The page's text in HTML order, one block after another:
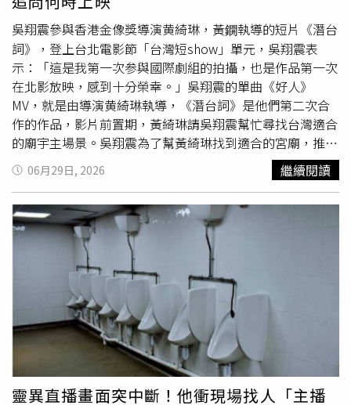
的精品，因此假貨成為最符合經濟能力的選擇。她認為，精
品消費者與仿冒品消費者本就是截然不同的族群，即使市場
沒有假貨，低收入族群也不會轉而購買正品，因此國際精品
品牌實際流失的營收其實有限。她也指出，市場需求始終是
仿冒產業難以消失的根本原因。近年不少業者已開始透過修
改品牌名稱、調整Logo或重新設計外觀等方式規避法律風
險，例如將Nike改為「Mike」，在避開侵權認定的同時，
仍保留足以吸引消費者的品牌聯想。她認為，即使政府持續
加強執法，仿冒市場仍可能透過新的經營模式存續下去，
「只要需求存在，就一定會有供給」，這也正是越南打擊假
貨數十年來始終難以徹底解決的根本原因。越南長年被視為
全球仿冒精品集散地，從名牌包、服飾到球鞋均可見大量仿
製商品，政府近期全面加強取締。（圖／翻攝自X，
@BBCNews）
界，但對身處其中的角色而言，他們所面對的一切都無比真
實。」值得一提的是，這個看似荒誕的故事，其實部分靈感
源自編劇尚克萊門茲（Sean Clements）的親身經歷。他曾
因傷勢復健而開始參加匹克球公開交流活動，並與一群退休
人士建立意想不到的友誼，這段難忘的經驗也成為《輕拍先
生》的創作靈感。《輕拍先生》這個看似荒誕的故事，其實
部分靈感源自編劇尚克萊門茲的親身經歷。（圖／Apple TV
提供）《輕拍先生》（The Dink）是一部令人捧腹大笑的小
人物逆襲故事，卡司陣容還包含《半熟男女》派頓歐斯華
（Patton Oswalt）、《週六夜現場》克蘿伊費曼（Chloe
Fineman）、《週六夜現場》克里斯帕奈爾（Chris
Parnell），以及網球傳奇巨星安迪羅迪克（Andy
Roddick）本色演出。由《鐵男躲避球》班史提勒攜手《人
生切割術》約翰萊舍（John Lesher）、《冤家偷很大》羅
伯帕里斯（Rob Paris）與《捍衛任務》麥克威瑟里爾
（Mike Witherill）擔任製片，主演傑克強森同時身兼製片。
《輕拍先生》（The Dink）將於 7 月 24 日在Apple TV全球
上線。《輕拍先生》（The Dink）將於7月24日在Apple TV
全球上線。（圖／Apple TV提供）
吳翔震參與香港金像獎導演黄綺琳，黃鐦執導的短片《潛台
詞》，登上台北電影節「台灣短show」單元，吳翔震表
示：「這是我第一次参與國際劇組的拍攝，也是作品第一次
在北影放映，感到十分榮幸。」吳翔震的單曲《好人》
MV，就是由導演黄綺琳執導，《潛台詞》是他們第二次合
作的作品，影片前置期，黃綺琳請吳翔震幫忙尋找台灣適合
的廟宇主場景。吳翔震為了幫黃綺琳找到適合的宮廟，推掉
歐洲的旅行，還跟製作組到苗栗體驗台灣的辦桌文化，引薦
了幾間廟，最後劇組選中宜蘭古結廣澤尊王保安廟，周邊環
場景，宮廟主委正好就是吳翔震的父親吳建利。吳爸爸為此
很開心，每天都在問短片什麼時候上映。《潛台詞》的演員
陣容包括王琄，禾浩辰，許月湘，吳翔震，王上菲，王嵐申
等人，吳翔震表示：「 很開心能夠拍到金像獎導演黃綺琳
的戲，這是一次值得珍藏的回憶，謝謝導演帶著我們進入美
好的電影世界。」而且，吳翔震在演出中，還演唱個人首支
單曲《好人》，同時展現演技及歌喉。《潛台詞》於7月4
日，星期六下午1點40分，在台北市中山堂中正廳，還有一
場放映，女主角許月湘將專程從香港來台，與導演黄綺琳等
人，跟觀眾映後Q&A互動。王上菲(左起)，製片沈俞樺，吳
06月29日, 2026 繼續閱讀
靈異直播畫面突中斷！他衝現場找人「主播